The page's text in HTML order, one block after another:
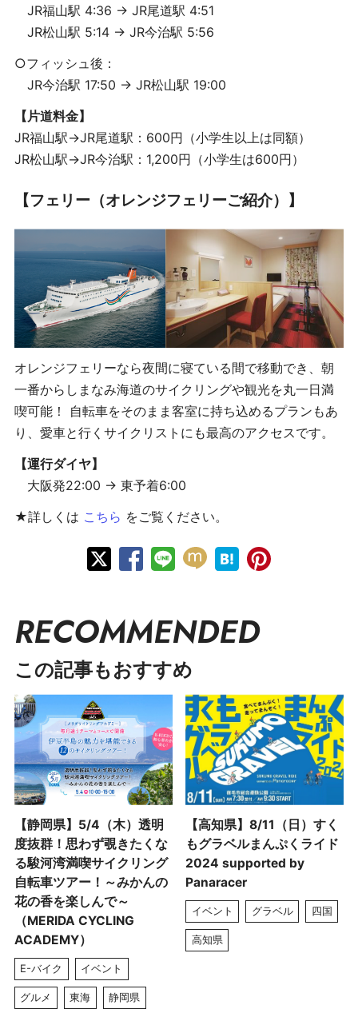
JR福山駅 4:36 → JR尾道駅 4:51
JR松山駅 5:14 → JR今治駅 5:56
○フィッシュ後：
JR今治駅 17:50 → JR松山駅 19:00
【片道料金】
JR福山駅→JR尾道駅：600円（小学生以上は同額）
JR松山駅→JR今治駅：1,200円（小学生は600円）
【フェリー（オレンジフェリーご紹介）】
オレンジフェリーなら夜間に寝ている間で移動でき、朝
一番からしまなみ海道のサイクリングや観光を丸一日満
喫可能！ 自転車をそのまま客室に持ち込めるプランもあ
り、愛車と行くサイクリストにも最高のアクセスです。
【運行ダイヤ】
大阪発22:00 → 東予着6:00
★詳しくは こちら をご覧ください。
RECOMMENDED
この記事もおすすめ
【静岡県】5/4（木）透明
度抜群！思わず覗きたくな
る駿河湾満喫サイクリング
自転車ツアー！～みかんの
花の香を楽しんで～
（MERIDA CYCLING
ACADEMY）
E-バイク イベント
グルメ 東海 静岡県
【高知県】8/11（日）すく
もグラベルまんぷくライド
2024 supported by
Panaracer
イベント グラベル 四国
高知県